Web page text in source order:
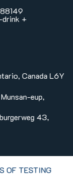
+
Canada L6Y
eup,
43,
OF TESTING